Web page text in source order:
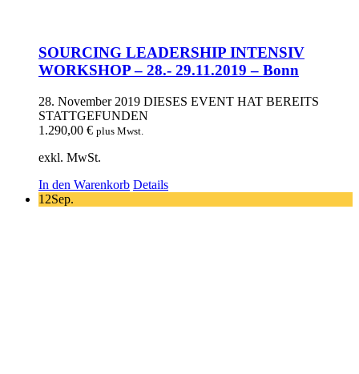
SOURCING LEADERSHIP INTENSIV
WORKSHOP – 28.- 29.11.2019 – Bonn
28. November 2019 DIESES EVENT HAT BEREITS
STATTGEFUNDEN
1.290,00 € plus Mwst.
exkl. MwSt.
In den Warenkorb Details
12Sep.